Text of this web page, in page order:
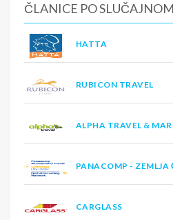
ČLANICE PO
HATTA
RUBICON TRAVEL
ALPHA TRAVEL &
PANACOMP - ZEMLJA
CARGLASS